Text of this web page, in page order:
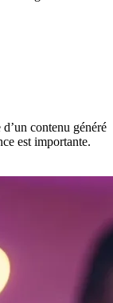
contenu généré
est importante.